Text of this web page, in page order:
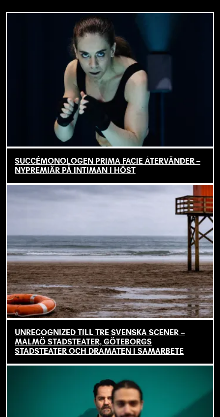
SUCCÉMONOLOGEN PRIMA FACIE ÅTERVÄNDER –
NYPREMIÄR PÅ INTIMAN I HÖST
UNRECOGNIZED TILL TRE SVENSKA SCENER –
MALMÖ STADSTEATER, GÖTEBORGS
STADSTEATER OCH DRAMATEN I SAMARBETE